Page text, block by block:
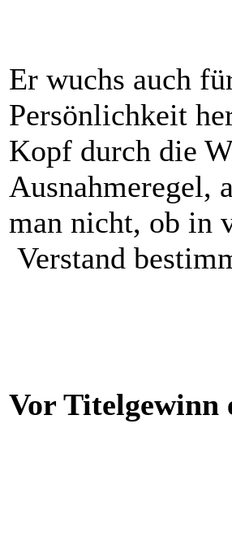
Er wuchs auch
Persönlichkeit
Kopf durch die
Ausnahmeregel,
man nicht, ob in
Verstand
Vor Titelgewinn